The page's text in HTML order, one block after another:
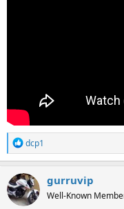
R
e
a
c
t
i
dcp1
gurruvip
Well-Known